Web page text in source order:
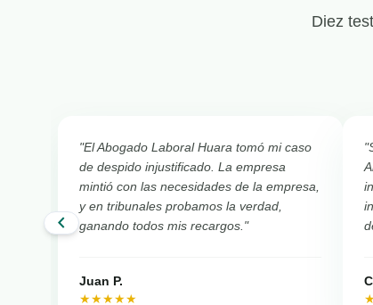
Diez
chevron_left
"El Abogado Laboral Huara tomó mi caso
de despido injustificado. La empresa
mintió con las necesidades de la empresa,
y en tribunales probamos la verdad,
ganando todos mis recargos."
Juan P.
★★★★★